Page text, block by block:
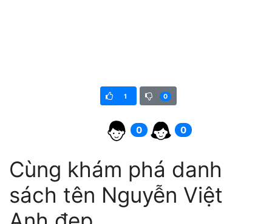
1 0
0 0
Cùng khám phá danh
sách tên Nguyễn Việt